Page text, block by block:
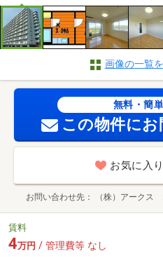
画像の一覧
無料・簡
この物件に
お気に入
お問い合わせ先 （株）アークス
賃料
4万円 / 管理費等 なし